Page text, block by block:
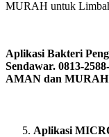
Aplikasi Bakteri
Sendawar. 0813-
AMAN dan
Aplikasi